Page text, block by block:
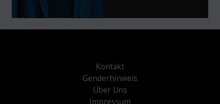
Kontakt
Genderhinweis
Über Uns
Impressum